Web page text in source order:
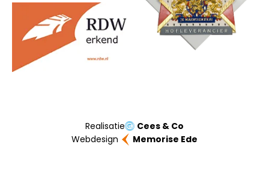
Realisatie
Cees & Co
Webdesign
Memorise Ede